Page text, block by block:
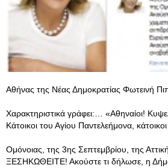
Αθήνας της Νέας Δημοκρατίας Φωτεινή
Χαρακτηριστικά γράφει:… «Αθηναίοι!
Κάτοικοι του Αγίου Παντελεήμονα,
Ομόνοιας, της 3ης Σεπτεμβρίου, της
ΞΕΣΗΚΩΘΕΙΤΕ! Ακούστε τι δήλωσε, η